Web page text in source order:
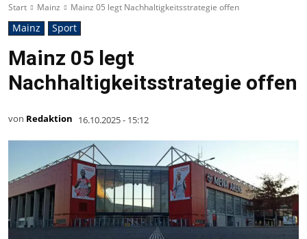
Start Mainz Mainz 05 legt Nachhaltigkeitsstrategie offen
Mainz Sport
Mainz 05 legt
Nachhaltigkeitsstrategie offen
von Redaktion 16.10.2025 - 15:12